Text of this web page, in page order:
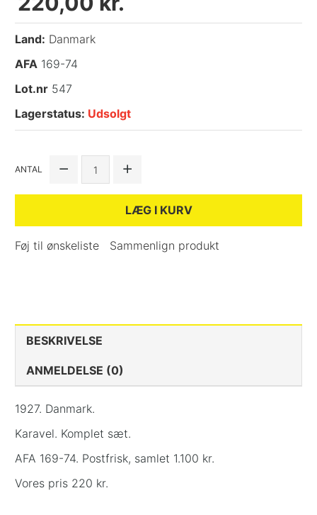
Land: Danmark
AFA 169-74
Lot.nr 547
Lagerstatus: Udsolgt
ANTAL
LÆG I KURV
Føj til ønskeliste Sammenlign produkt
BESKRIVELSE
ANMELDELSE (0)
1927. Danmark.
Karavel. Komplet sæt.
AFA 169-74. Postfrisk, samlet 1.100 kr.
Vores pris 220 kr.